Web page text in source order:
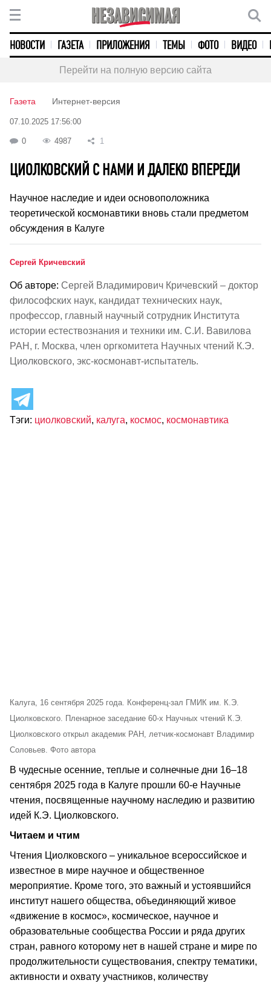
НОВОСТИ ГАЗЕТА ПРИЛОЖЕНИЯ ТЕМЫ ФОТО ВИДЕО
Перейти на полную версию сайта
Газета Интернет-версия
07.10.2025 17:56:00
0 4987 1
ЦИОЛКОВСКИЙ С НАМИ И ДАЛЕКО ВПЕРЕДИ
Научное наследие и идеи основоположника
теоретической космонавтики вновь стали предметом
обсуждения в Калуге
Сергей Кричевский
Об авторе: Сергей Владимирович Кричевский – доктор
философских наук, кандидат технических наук,
профессор, главный научный сотрудник Института
истории естествознания и техники им. С.И. Вавилова
РАН, г. Москва, член оргкомитета Научных чтений К.Э.
Циолковского, экс-космонавт-испытатель.
Тэги: циолковский, калуга, космос, космонавтика
Калуга, 16 сентября 2025 года. Конференц-зал ГМИК им. К.Э.
Циолковского. Пленарное заседание 60-х Научных чтений К.Э.
Циолковского открыл академик РАН, летчик-космонавт Владимир
Соловьев. Фото автора
В чудесные осенние, теплые и солнечные дни 16–18
сентября 2025 года в Калуге прошли 60-е Научные
чтения, посвященные научному наследию и развитию
идей К.Э. Циолковского.
Читаем и чтим
Чтения Циолковского – уникальное всероссийское и
известное в мире научное и общественное
мероприятие. Кроме того, это важный и устоявшийся
институт нашего общества, объединяющий живое
«движение в космос», космическое, научное и
образовательные сообщества России и ряда других
стран, равного которому нет в нашей стране и мире по
продолжительности существования, спектру тематики,
активности и охвату участников, количеству